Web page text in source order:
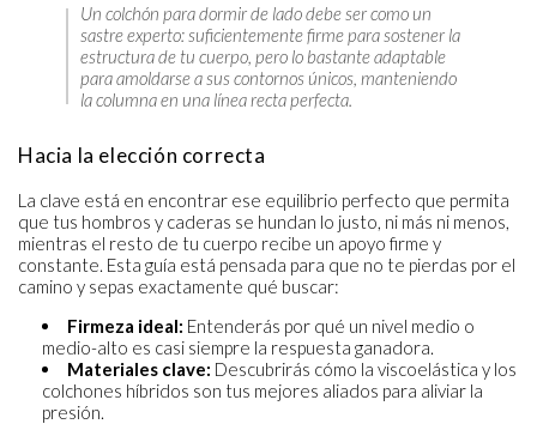
Un colchón para dormir de lado debe ser como un
sastre experto: suficientemente firme para sostener la
estructura de tu cuerpo, pero lo bastante adaptable
para amoldarse a sus contornos únicos, manteniendo
la columna en una línea recta perfecta.
Hacia la elección correcta
La clave está en encontrar ese equilibrio perfecto que permita
que tus hombros y caderas se hundan lo justo, ni más ni menos,
mientras el resto de tu cuerpo recibe un apoyo firme y
constante. Esta guía está pensada para que no te pierdas por el
camino y sepas exactamente qué buscar:
Firmeza ideal: Entenderás por qué un nivel medio o
medio-alto es casi siempre la respuesta ganadora.
Materiales clave: Descubrirás cómo la viscoelástica y los
colchones híbridos son tus mejores aliados para aliviar la
presión.